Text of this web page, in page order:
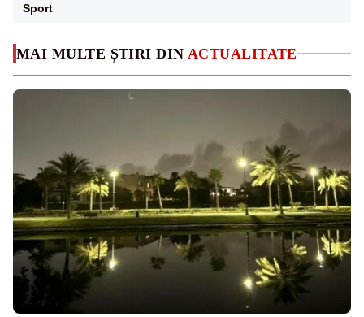
MAI MULTE ȘTIRI DIN ACTUALITATE
Sport